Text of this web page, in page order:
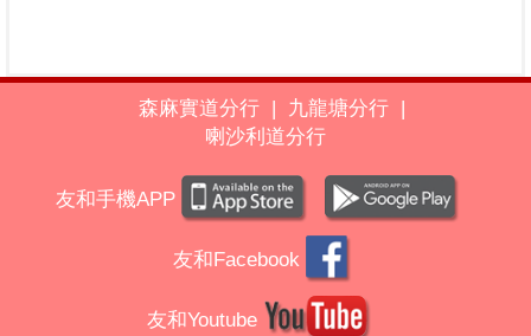
森麻實道分行 | 九龍塘分行
|
喇沙利道分行
友和手機APP
友和Facebook
友和Youtube